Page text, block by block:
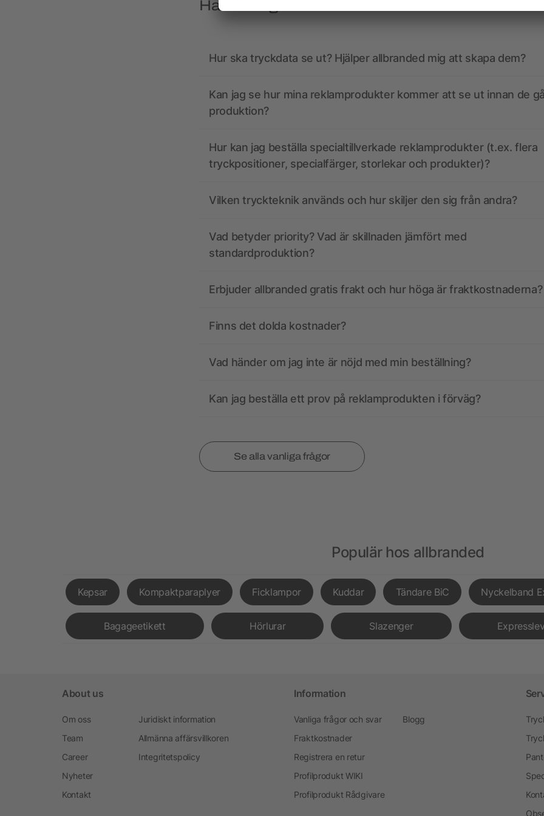
Har du frågor? Vi har svaren.
Hur ska tryckdata se ut? Hjälper allbranded mig att skapa dem?
Kan jag se hur mina reklamprodukter kommer att se ut innan de
produktion?
Hur kan jag beställa specialtillverkade reklamprodukter (t.ex. flera
tryckpositioner, specialfärger, storlekar och produkter)?
Vilken tryckteknik används och hur skiljer den sig från andra?
Vad betyder priority? Vad är skillnaden jämfört med
standardproduktion?
Erbjuder allbranded gratis frakt och hur höga är fraktkostnaderna?
Finns det dolda kostnader?
Vad händer om jag inte är nöjd med min beställning?
Kan jag beställa ett prov på reklamprodukten i förväg?
Se alla vanliga frågor
Populär hos allbranded
Kepsar Kompaktparaplyer Ficklampor Kuddar Tändare BiC Nyckelband
Bagageetikett Hörlurar Slazenger
About us
Om oss
Team
Career
Nyheter
Kontakt
Juridiskt information
Allmänna affärsvillkoren
Integritetspolicy
Information
Vanliga frågor och svar
Fraktkostnader
Registrera en retur
Profilprodukt WIKI
Profilprodukt Rådgivare
Blogg